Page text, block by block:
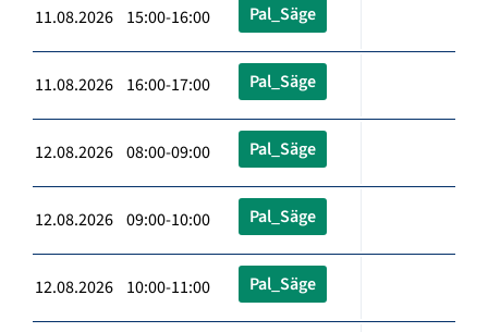
11.08.2026 15:00-16:00 Pal_Säge
11.08.2026 16:00-17:00 Pal_Säge
12.08.2026 08:00-09:00 Pal_Säge
12.08.2026 09:00-10:00 Pal_Säge
12.08.2026 10:00-11:00 Pal_Säge